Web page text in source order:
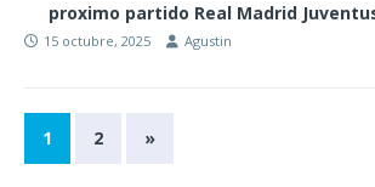
proximo partido Real Madrid
15 octubre, 2025 Agustin
1 2 »